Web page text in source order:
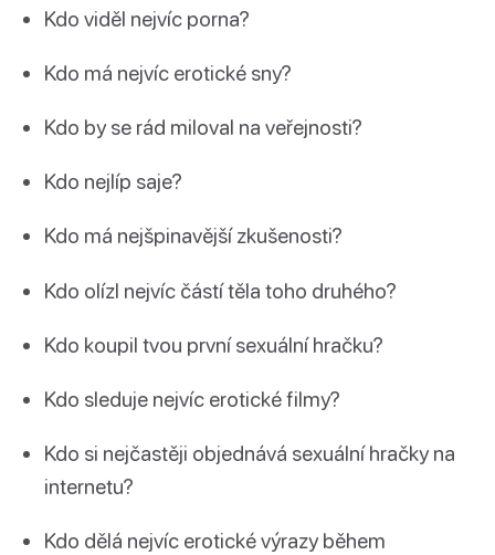
Kdo viděl nejvíc porna?
Kdo má nejvíc erotické sny?
Kdo by se rád miloval na veřejnosti?
Kdo nejlíp saje?
Kdo má nejšpinavější zkušenosti?
Kdo olízl nejvíc částí těla toho druhého?
Kdo koupil tvou první sexuální hračku?
Kdo sleduje nejvíc erotické filmy?
Kdo si nejčastěji objednává sexuální hračky na
internetu?
Kdo dělá nejvíc erotické výrazy během